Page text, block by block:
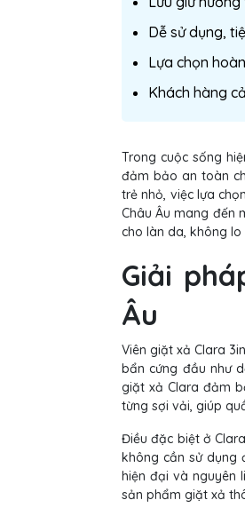
Dễ sử dụng,
Lựa chọn
Khách hàng
Trong cuộc sống
đảm bảo an toàn
trẻ nhỏ, việc lựa
Châu Âu mang đến
cho làn da, không lo
Giải
Âu
Viên giặt xả Clara
bẩn cứng đầu như
giặt xả Clara đảm
từng sợi vải, giúp
Điều đặc biệt ở
không cần sử dụng
hiện đại và nguyên
sản phẩm giặt xả